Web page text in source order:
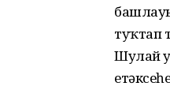
туҡтап
Шулай